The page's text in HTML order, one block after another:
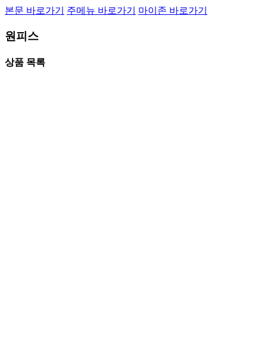
본문 바로가기 주메뉴 바로가기 마이존 바로가기
원피스
상품 목록